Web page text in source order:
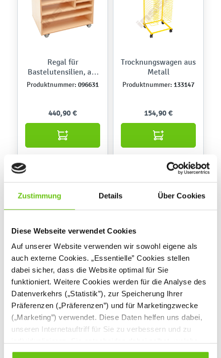
Zustimmung Details Über Cookies
Diese Webseite verwendet Cookies
Auf unserer Website verwenden wir sowohl eigene als
auch externe Cookies. „Essentielle” Cookies stellen
dabei sicher, dass die Website optimal für Sie
funktioniert. Weitere Cookies werden für die Analyse des
Datenverkehrs („Statistik”), zur Speicherung Ihrer
Präferenzen („Präferenzen”) und für Marketingzwecke
(„Marketing”) verwendet. Diese Daten helfen uns dabei,
unseren Internetauftriff für Sie zu verbessern und zu
Cookies Sie erlauben. Verweigern Sie Ihre Zustimmung,
Regal für
Bastelutensilien, auf
Rollen, Birke
Produktnummer: 096631
440,90 €
Trocknungswagen aus
Metall
Produktnummer: 133147
154,90 €
Trocknungswagen
Produktnummer:133145
199,90 €
Flexi Hochschrank
ohne Schloss, H 203,
mit Fach für
Kunststoffbehälter
Produktnummer:098339
829,90 €